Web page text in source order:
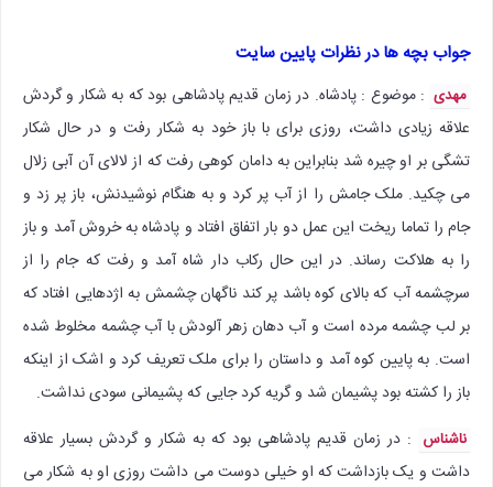
جواب بچه ها در نظرات پایین سایت
مهدی : موضوع : پادشاه. در زمان قدیم پادشاهی بود که به شکار و گردش
علاقه زیادی داشت، روزی برای با باز خود به شکار رفت و در حال شکار
تشگی بر او چیره شد بنابراین به دامان کوهی رفت که از لالای آن آبی زلال
می چکید. ملک جامش را از آب پر کرد و به هنگام نوشیدنش، باز پر زد و
جام را تماما ریخت این عمل دو بار اتفاق افتاد و پادشاه به خروش آمد و باز
را به هلاکت رساند. در این حال رکاب دار شاه آمد و رفت که جام را از
سرچشمه آب که بالای کوه باشد پر کند ناگهان چشمش به اژدهایی افتاد که
بر لب چشمه مرده است و آب دهان زهر آلودش با آب چشمه مخلوط شده
است. به پایین کوه آمد و داستان را برای ملک تعریف کرد و اشک از اینکه
باز را کشته بود پشیمان شد و گریه کرد جایی که پشیمانی سودی نداشت.
ناشناس : در زمان قدیم پادشاهی بود که به شکار و گردش بسیار علاقه
داشت و یک بازداشت که او خیلی دوست می داشت روزی او به شکار می